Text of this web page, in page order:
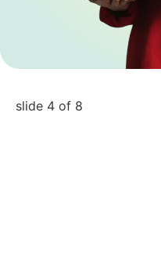
slide 4 of 8